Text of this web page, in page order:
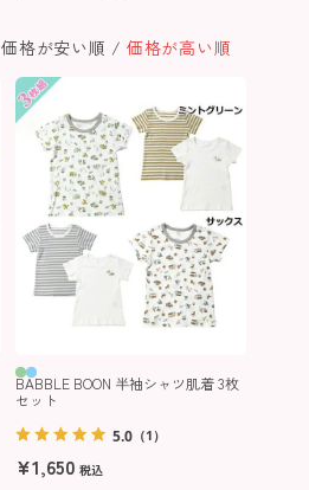
価格が安い順 価格が高い順
BABBLE BOON 半袖シャツ肌着 3枚
セット
¥1,650 税込
5.0（1）